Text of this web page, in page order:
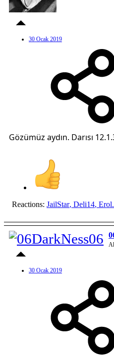
30 Ocak 2019
Gözümüz aydın. Darısı
Reactions: JailStar, Deli14,
30 Ocak 2019